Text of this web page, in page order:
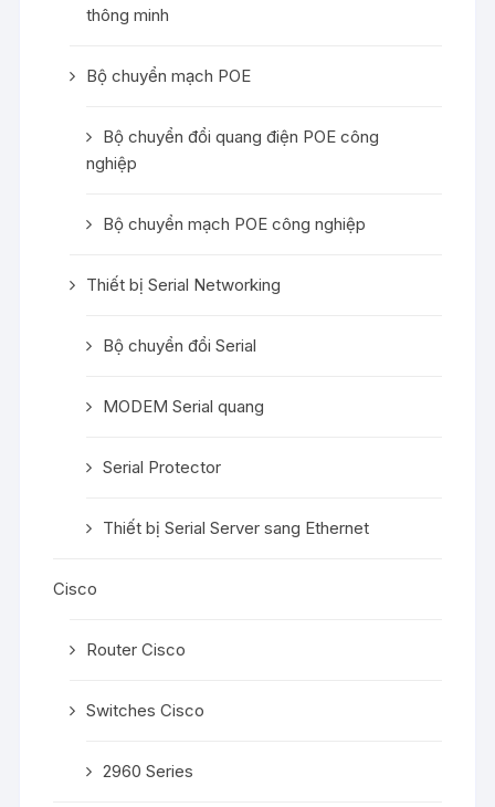
thông minh
Bộ chuyển mạch POE
Bộ chuyển đổi quang điện POE công
nghiệp
Bộ chuyển mạch POE công nghiệp
Thiết bị Serial Networking
Bộ chuyển đổi Serial
MODEM Serial quang
Serial Protector
Thiết bị Serial Server sang Ethernet
Cisco
Router Cisco
Switches Cisco
2960 Series